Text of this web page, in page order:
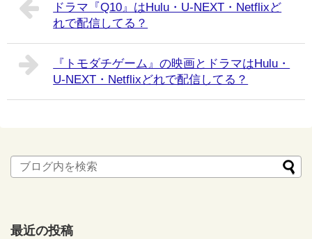
ドラマ『Q10』はHulu・U-NEXT・Netflixど
れで配信してる？
『トモダチゲーム』の映画とドラマはHulu・
U-NEXT・Netflixどれで配信してる？
最近の投稿